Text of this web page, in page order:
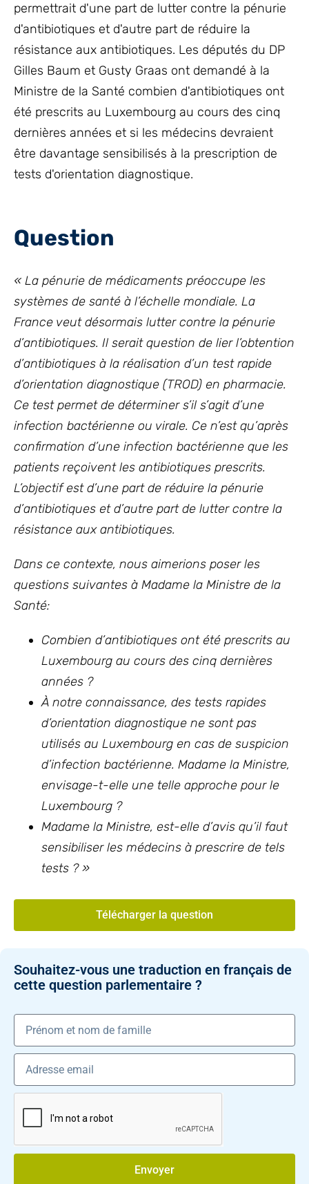
permettrait d'une part de lutter contre la pénurie
d'antibiotiques et d'autre part de réduire la
résistance aux antibiotiques. Les députés du DP
Gilles Baum et Gusty Graas ont demandé à la
Ministre de la Santé combien d'antibiotiques ont
été prescrits au Luxembourg au cours des cinq
dernières années et si les médecins devraient
être davantage sensibilisés à la prescription de
tests d'orientation diagnostique.
Question
« La pénurie de médicaments préoccupe les
systèmes de santé à l’échelle mondiale. La
France veut désormais lutter contre la pénurie
d’antibiotiques. Il serait question de lier l’obtention
d’antibiotiques à la réalisation d’un test rapide
d’orientation diagnostique (TROD) en pharmacie.
Ce test permet de déterminer s’il s’agit d’une
infection bactérienne ou virale. Ce n’est qu’après
confirmation d’une infection bactérienne que les
patients reçoivent les antibiotiques prescrits.
L’objectif est d’une part de réduire la pénurie
d’antibiotiques et d’autre part de lutter contre la
résistance aux antibiotiques.
Dans ce contexte, nous aimerions poser les
questions suivantes à Madame la Ministre de la
Santé:
Combien d’antibiotiques ont été prescrits au
Luxembourg au cours des cinq dernières
années ?
À notre connaissance, des tests rapides
d’orientation diagnostique ne sont pas
utilisés au Luxembourg en cas de suspicion
d’infection bactérienne. Madame la Ministre,
envisage-t-elle une telle approche pour le
Luxembourg ?
Madame la Ministre, est-elle d’avis qu’il faut
sensibiliser les médecins à prescrire de tels
tests ? »
Télécharger la question
Souhaitez-vous une traduction en français de
cette question parlementaire ?
Envoyer